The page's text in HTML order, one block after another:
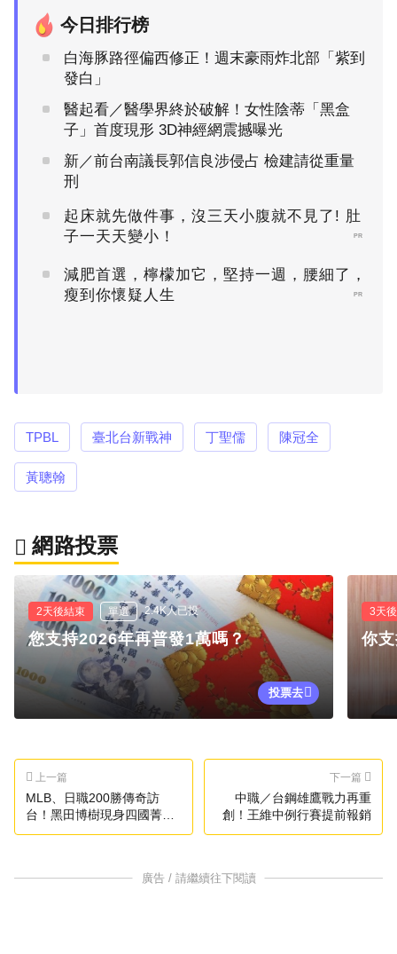
今日排行榜
白海豚路徑偏西修正！週末豪雨炸北部「紫到
發白」
醫起看／醫學界終於破解！女性陰蒂「黑盒
子」首度現形 3D神經網震撼曝光
新／前台南議長郭信良涉侵占 檢建請從重量
刑
起床就先做件事，沒三天小腹就不見了! 肚
子一天天變小！
PR
減肥首選，檸檬加它，堅持一週，腰細了，
瘦到你懷疑人生
PR
TPBL 臺北台新戰神 丁聖儒 陳冠全
黃聰翰
網路投票
2天後結束 單選 2.4K人已投
您支持2026年再普發1萬嗎？
投票去
3天
你
上一篇
MLB、日職200勝傳奇訪
台！黑田博樹現身四國菁英
棒球賽
下一篇
中職／台鋼雄鷹戰力再重
創！王維中例行賽提前報銷
廣告 / 請繼續往下閱讀